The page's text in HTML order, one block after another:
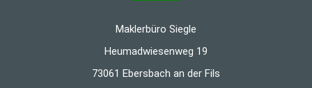
Maklerbüro Siegle
Heumadwiesenweg 19
73061 Ebersbach an der Fils